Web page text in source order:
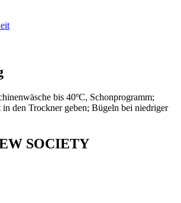
bis 40ºC, Schonprogramm;
den Trockner geben; Bügeln bei niedriger
SOCIETY